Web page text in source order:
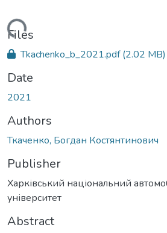
Files
Tkachenko_b_2021.pdf(2.02 MB)
Date
2021
Authors
Ткаченко, Богдан Костянтинович
Publisher
Харківський національний
університет
Abstract